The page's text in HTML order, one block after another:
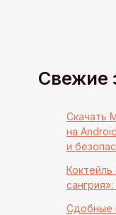
Свежие
Скачать
на
и
Сдобные